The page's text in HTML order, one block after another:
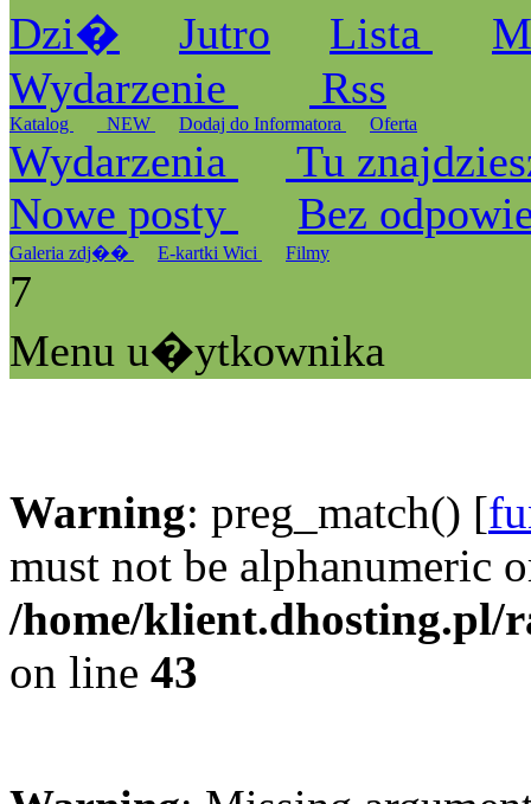
Dzi�
Jutro Lista
Wydarzenie
Rss
Katalog _NEW Dodaj do Informatora Oferta
Wydarzenia
Tu
Nowe posty
Bez
Galeria zdj�� E-kartki Wici Filmy
7
Menu u�ytkownika
Warning: preg_match() [
must not be alphanumeric
/home/klient.dhosting.pl/
on line 43